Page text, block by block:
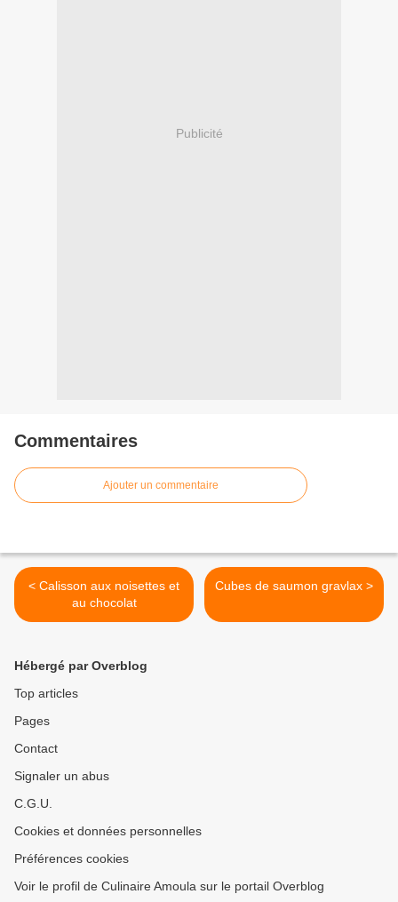
Publicité
Commentaires
Ajouter un commentaire
< Calisson aux noisettes et
au chocolat
Cubes de saumon gravlax >
Hébergé par Overblog
Top articles
Pages
Contact
Signaler un abus
C.G.U.
Cookies et données personnelles
Préférences cookies
Voir le profil de Culinaire Amoula sur le portail Overblog